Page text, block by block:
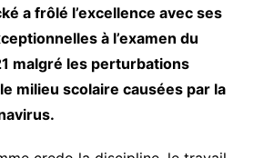
a frôlé l’excellence avec ses
à l’examen du
malgré les perturbations
milieu scolaire causées par la